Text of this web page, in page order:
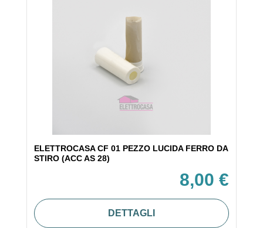
ELETTROCASA CF 01 PEZZO LUCIDA FERRO DA
STIRO (ACC AS 28)
8,00 €
DETTAGLI